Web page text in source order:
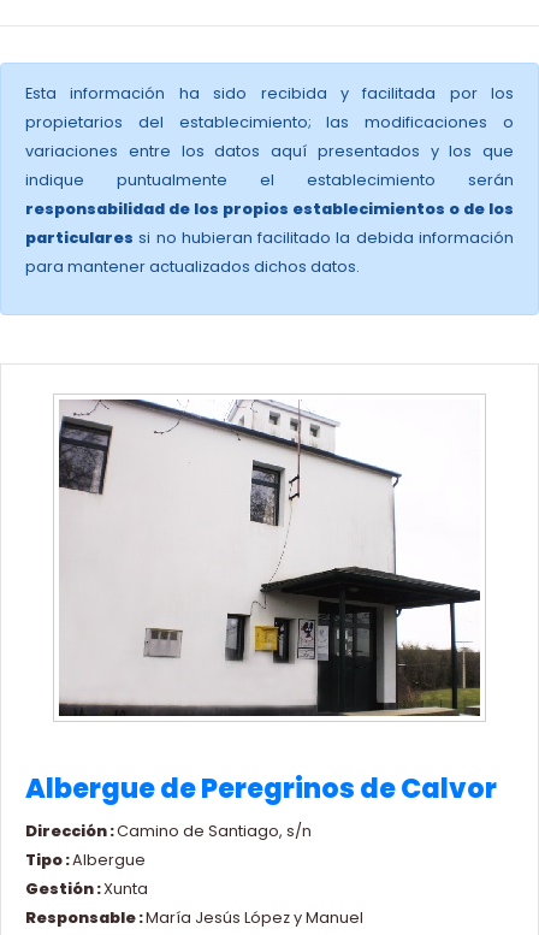
Esta información ha sido recibida y facilitada por los
propietarios del establecimiento; las modificaciones o
variaciones entre los datos aquí presentados y los que
indique puntualmente el establecimiento serán
responsabilidad de los propios establecimientos o de los
particulares si no hubieran facilitado la debida información
para mantener actualizados dichos datos.
Albergue de Peregrinos de Calvor
Dirección :Camino de Santiago, s/n
Tipo :Albergue
Gestión :Xunta
Responsable :María Jesús López y Manuel